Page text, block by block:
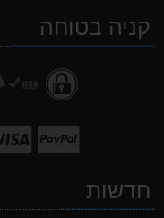
facebook
WhatsAppקניה בטוחה
חדשות